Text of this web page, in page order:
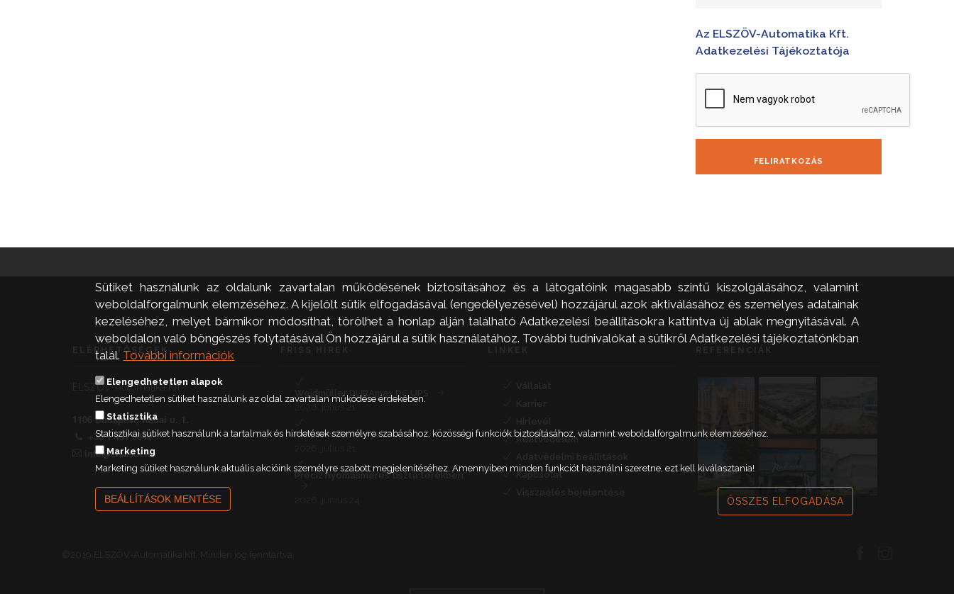
Az ELSZÖV-Automatika Kft.
Adatkezelési Tájékoztatója
FELIRATKOZÁS
ELÉRHETŐSÉGEK
ELSZÖV-Automatika Kft.
1106 Budapest, Kabai u. 1.
+36 1 431 9840
info@elszaut.hu
Weidmüller DURAmax DC UPS
Partnervélemények
Precíz nyomásmérés tiszta terekben
Adatvédelem
Kapcsolat
Sütiket használunk az oldalunk zavartalan működésének biztosításához és a látogatóink magasabb szintű kiszolgálásához, valamint
weboldalforgalmunk elemzéséhez. A kijelölt sütik elfogadásával (engedélyezésével) hozzájárul azok aktiválásához és személyes adatainak
kezeléséhez, melyet bármikor módosíthat, törölhet a honlap alján található Adatkezelési beállításokra kattintva új ablak megnyitásával. A
weboldalon való böngészés folytatásával Ön hozzájárul a sütik használatához. További tudnivalókat a sütikről Adatkezelési tájékoztatónkban
talál. További információk
Elengedhetetlen alapok
Elengedhetetlen sütiket használunk az oldal zavartalan működése érdekében.
Statisztika
Statisztikai sütiket használunk a tartalmak és hirdetések személyre szabásához, közösségi funkciók biztosításához, valamint weboldalforgalmunk elemzéséhez.
Marketing
Marketing sütiket használunk aktuális akcióink személyre szabott megjelenítéséhez. Amennyiben minden funkciót használni szeretne, ezt kell kiválasztania!
BEÁLLÍTÁSOK MENTÉSE ÖSSZES ELFOGADÁSA